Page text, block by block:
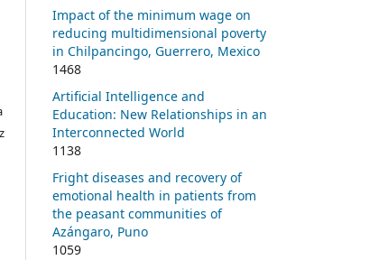
Impact of the minimum wage on
reducing multidimensional poverty
in Chilpancingo, Guerrero, Mexico
1468
Artificial Intelligence and
Education: New Relationships in an
Interconnected World
1138
Fright diseases and recovery of
emotional health in patients from
the peasant communities of
Azángaro, Puno
1059